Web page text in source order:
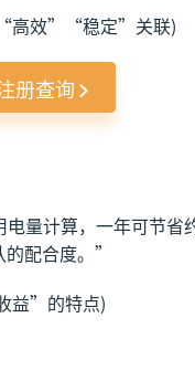
高效”“稳定”关联)
册查询
量计算，一年可节省
配合度。”
益”的特点)